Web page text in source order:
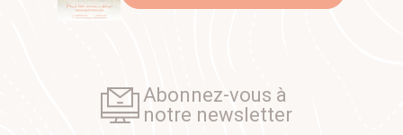
Abonnez-vous à
notre newsletter